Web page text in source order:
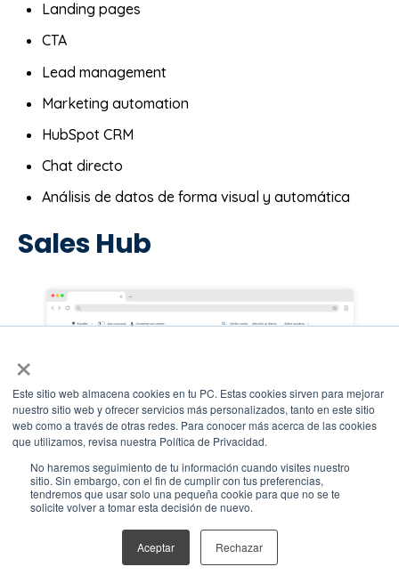
×
Este sitio web almacena cookies en tu PC. Estas cookies sirven para mejorar
nuestro sitio web y ofrecer servicios más personalizados, tanto en este sitio
web como a través de otras redes. Para conocer más acerca de las cookies
que utilizamos, revisa nuestra Política de Privacidad.
No haremos seguimiento de tu información cuando visites nuestro
sitio. Sin embargo, con el fin de cumplir con tus preferencias,
tendremos que usar solo una pequeña cookie para que no se te
solicite volver a tomar esta decisión de nuevo.
Aceptar Rechazar
Landing pages
CTA
Lead management
Marketing automation
HubSpot CRM
Chat directo
Análisis de datos de forma visual y automática
Sales Hub
productividad de tu negocio y a optimizar el proceso
de ventas, de tal forma que sea más humano sin la